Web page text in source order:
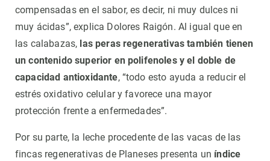
compensadas en el sabor, es decir, ni muy dulces ni
muy ácidas”, explica Dolores Raigón. Al igual que en
las calabazas, las peras regenerativas también tienen
un contenido superior en polifenoles y el doble de
capacidad antioxidante, “todo esto ayuda a reducir el
estrés oxidativo celular y favorece una mayor
protección frente a enfermedades”.
Por su parte, la leche procedente de las vacas de las
fincas regenerativas de Planeses presenta un índice